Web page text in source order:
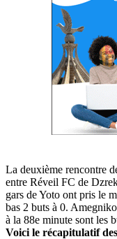
La deuxième rencontre
entre Réveil FC de
gars de Yoto ont pris le
bas 2 buts à 0.
à la 88e minute sont les
Voici le récapitulatif